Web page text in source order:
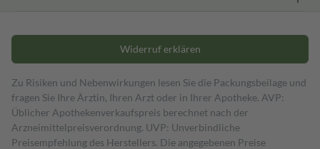
Widerruf erklären
Zu Risiken und Nebenwirkungen lesen Sie die Packungsbeilage und
fragen Sie Ihre Ärztin, Ihren Arzt oder in Ihrer Apotheke. AVP:
Üblicher Apothekenverkaufspreis berechnet nach der
Arzneimittelpreisverordnung. UVP: Unverbindliche
Preisempfehlung des Herstellers. Die angegebenen Preise